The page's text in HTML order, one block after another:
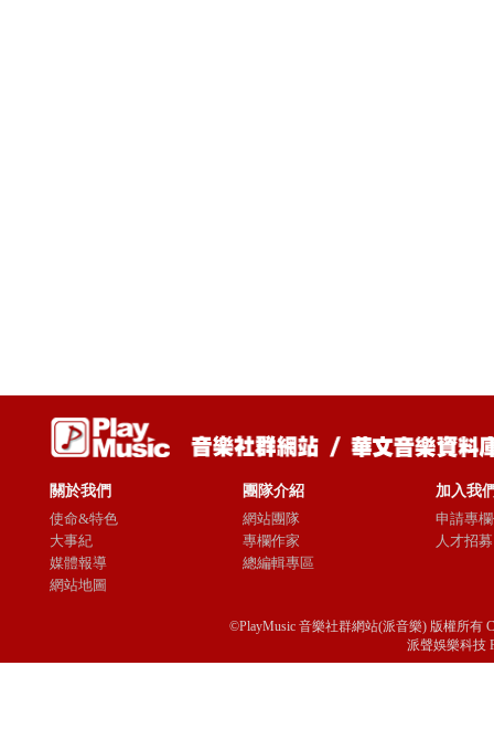
關於我們
使命&特色
大事紀
媒體報導
網站地圖
團隊介紹
網站團隊
專欄作家
總編輯專區
加入我
申請專
人才招募
©PlayMusic 音樂社群網站(派音樂) 版權所有
派聲娛樂科技